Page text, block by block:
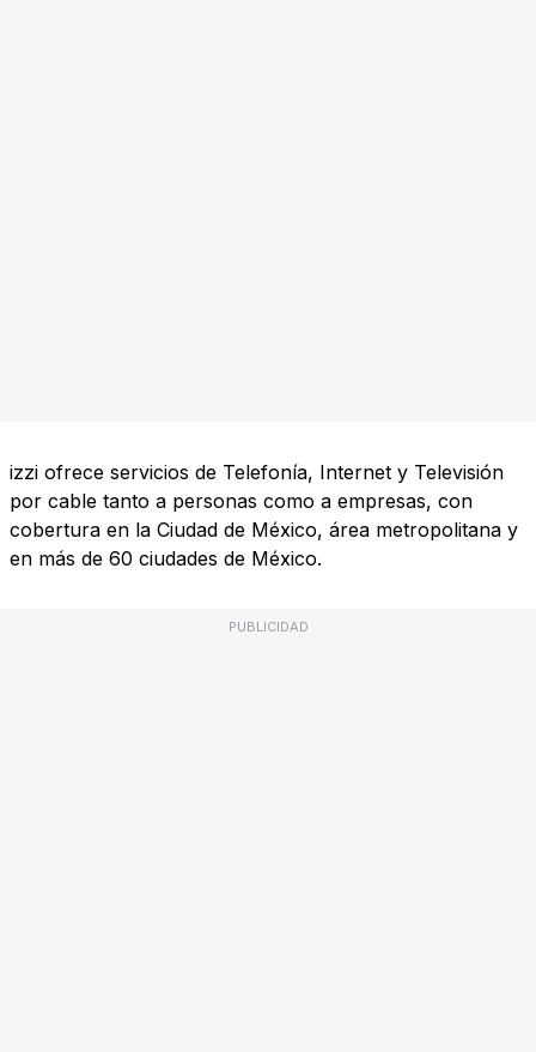
izzi ofrece servicios de Telefonía, Internet y Televisión
por cable tanto a personas como a empresas, con
cobertura en la Ciudad de México, área metropolitana y
en más de 60 ciudades de México.
PUBLICIDAD